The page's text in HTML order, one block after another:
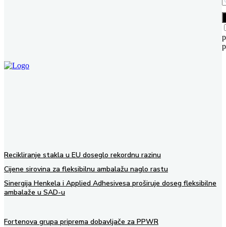
Recikliranje stakla u EU doseglo rekordnu razinu
Cijene sirovina za fleksibilnu ambalažu naglo rastu
Sinergija Henkela i Applied Adhesivesa proširuje doseg fleksibilne
ambalaže u SAD-u
Fortenova grupa priprema dobavljače za PPWR